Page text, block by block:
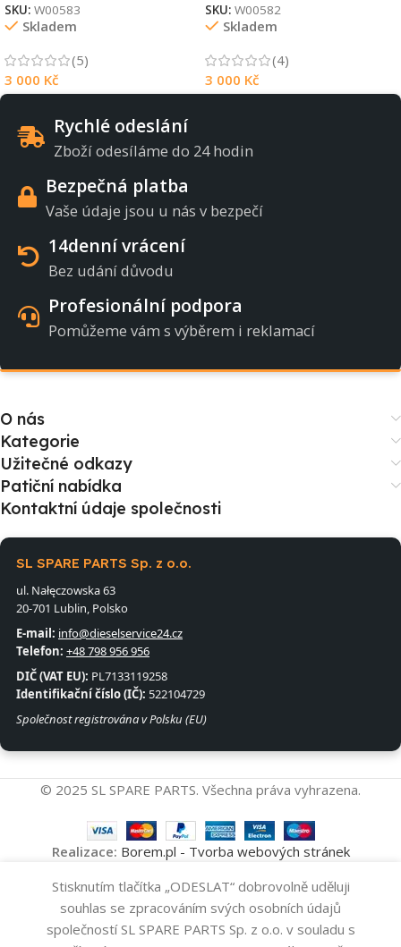
SKU: W00583
Skladem
(5)
3 000 Kč
SKU: W00582
Skladem
(4)
3 000 Kč
Rychlé odeslání
Zboží odesíláme do 24 hodin
Bezpečná platba
Vaše údaje jsou u nás v bezpečí
14denní vrácení
Bez udání důvodu
Profesionální podpora
Pomůžeme vám s výběrem i reklamací
O nás
Kategorie
Užitečné odkazy
Patiční nabídka
Kontaktní údaje společnosti
SL SPARE PARTS Sp. z o.o.
ul. Nałęczowska 63
20-701 Lublin, Polsko
E-mail: info@dieselservice24.cz
Telefon: +48 798 956 956
DIČ (VAT EU): PL7133119258
Identifikační číslo (IČ): 522104729
Společnost registrována v Polsku (EU)
© 2025 SL SPARE PARTS. Všechna práva vyhrazena.
Realizace: Borem.pl - Tvorba webových stránek
Seznam přání
KošíkMůj účet
Stisknutím tlačítka „ODESLAT“ dobrovolně uděluji
souhlas se zpracováním svých osobních údajů
společností SL SPARE PARTS Sp. z o.o. v souladu s
Vstřikovač
0445110369
BOSCH
5
928Kč
- +
Přidat Do
Koupit Nyní